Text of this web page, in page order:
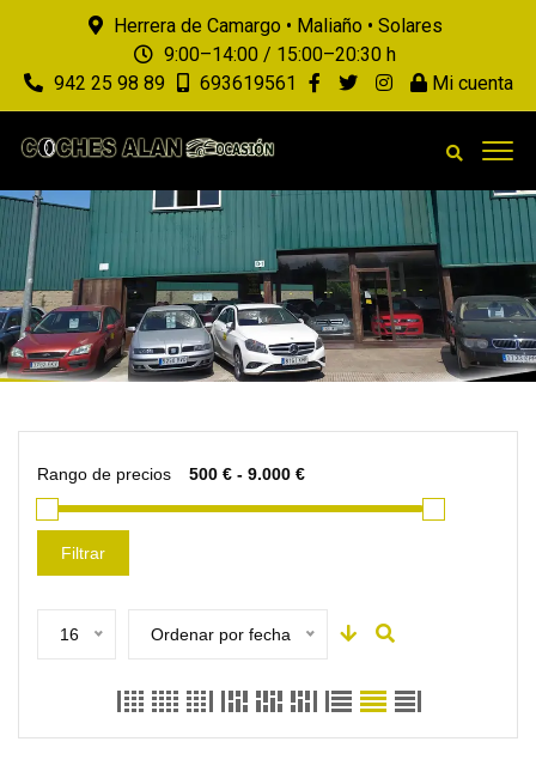
Herrera de Camargo • Maliaño • Solares
9:00–14:00 / 15:00–20:30 h
942 25 98 89
693619561 Mi cuenta
Rango de precios
Filtrar
16 Ordenar por fecha